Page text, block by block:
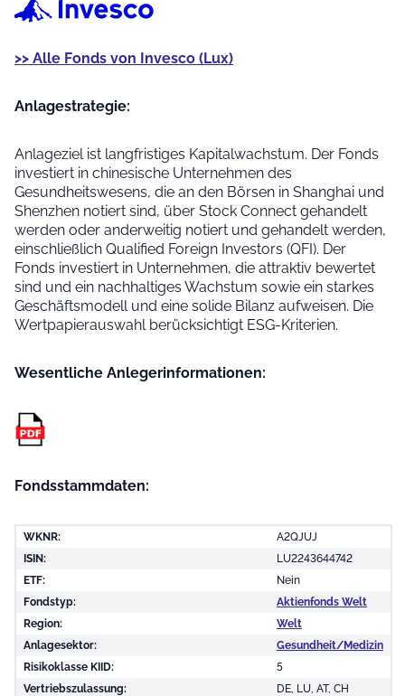
>> Alle Fonds von Invesco (Lux)
Anlage­strategie:
Anlageziel ist langfristiges Kapitalwachstum. Der Fonds
investiert in chinesische Unternehmen des
Gesundheitswesens, die an den Börsen in Shanghai und
Shenzhen notiert sind, über Stock Connect gehandelt
werden oder anderweitig notiert und gehandelt werden,
einschließlich Qualified Foreign Investors (QFI). Der
Fonds investiert in Unternehmen, die attraktiv bewertet
sind und ein nachhaltiges Wachstum sowie ein starkes
Geschäftsmodell und eine solide Bilanz aufweisen. Die
Wertpapierauswahl berücksichtigt ESG-Kriterien.
Wesentliche Anleger­informationen:
Fondsstammdaten:
WKNR:
A2QJUJ
ISIN:
LU2243644742
ETF:
Nein
Fondstyp:
Aktienfonds Welt
Region:
Welt
Anlagesektor:
Gesundheit/Medizin
Risikoklasse KIID:
5
Vertriebszulassung:
DE, LU, AT, CH